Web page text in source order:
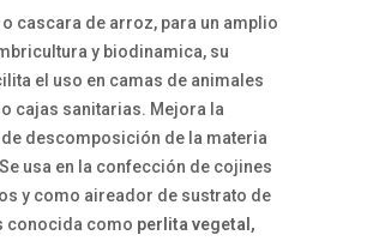
cascara de arroz, para un amplio
y biodinamica, su
el uso en camas de animales
cajas sanitarias. Mejora la
descomposición de la materia
usa en la confección de cojines
y como aireador de sustrato de
conocida como perlita vegetal,